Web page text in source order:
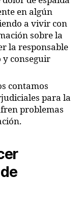
en algún
a vivir con
sobre la
la responsable
y conseguir
contamos
para la
problemas